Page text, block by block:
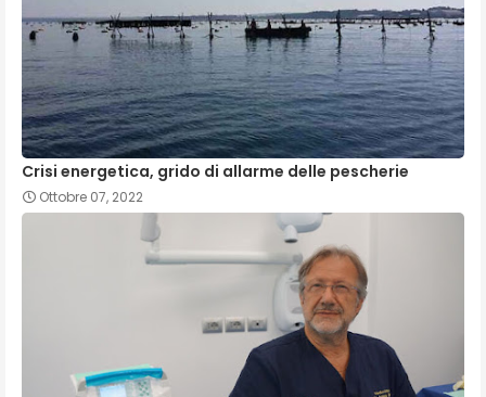
Crisi energetica, grido di allarme delle pescherie
Ottobre 07, 2022